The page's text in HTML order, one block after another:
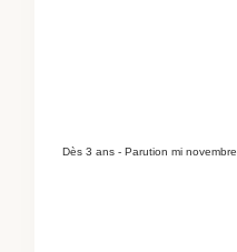
Dès 3 ans - Parution mi novembre